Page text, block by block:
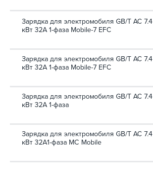
Зарядка для электромобиля GB/T AC 7.4
кВт 32А 1-фаза Mobile-7 EFС
Зарядка для электромобиля GB/T AC 7.4
кВт 32А 1-фаза Mobile-7 EFС
Зарядка для электромобиля GB/T AC 7.4
кВт 32А 1-фаза
Зарядка для электромобиля GB/T AC 7.4
кВт 32A1-фаза MC Mobile